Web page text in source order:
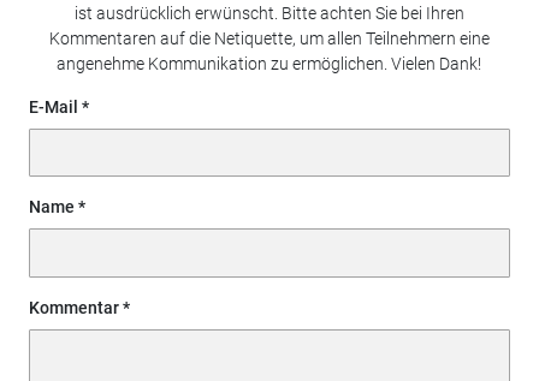
ist ausdrücklich erwünscht. Bitte achten Sie bei Ihren
Kommentaren auf die Netiquette, um allen Teilnehmern eine
angenehme Kommunikation zu ermöglichen. Vielen Dank!
E-Mail
Name
Kommentar